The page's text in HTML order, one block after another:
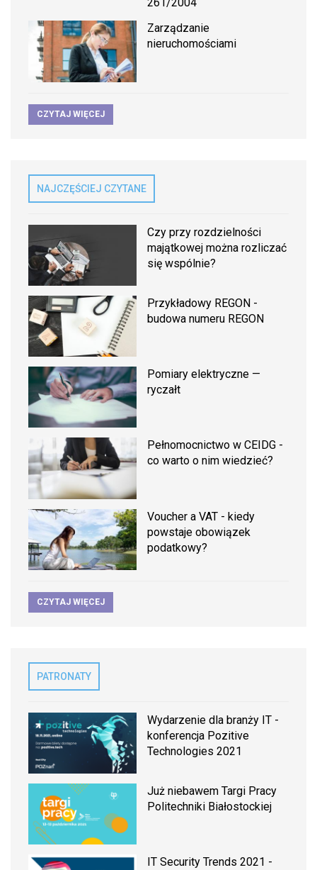
261/2004
Zarządzanie
nieruchomościami
CZYTAJ WIĘCEJ
NAJCZĘŚCIEJ CZYTANE
Czy przy rozdzielności
majątkowej można rozliczać
się wspólnie?
Przykładowy REGON -
budowa numeru REGON
Pomiary elektryczne —
ryczałt
Pełnomocnictwo w CEIDG -
co warto o nim wiedzieć?
Voucher a VAT - kiedy
powstaje obowiązek
podatkowy?
CZYTAJ WIĘCEJ
PATRONATY
Wydarzenie dla branży IT -
konferencja Pozitive
Technologies 2021
Już niebawem Targi Pracy
Politechniki Białostockiej
IT Security Trends 2021 -